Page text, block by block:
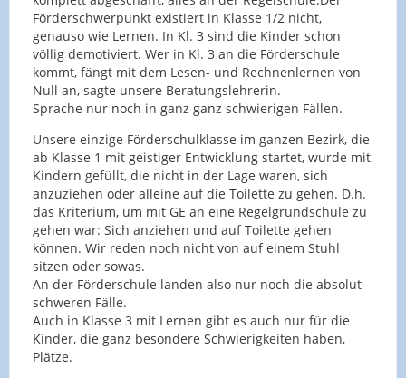
Förderschwerpunkt existiert in Klasse 1/2 nicht,
genauso wie Lernen. In Kl. 3 sind die Kinder schon
völlig demotiviert. Wer in Kl. 3 an die Förderschule
kommt, fängt mit dem Lesen- und Rechnenlernen von
Null an, sagte unsere Beratungslehrerin.
Sprache nur noch in ganz ganz schwierigen Fällen.
Unsere einzige Förderschulklasse im ganzen Bezirk, die
ab Klasse 1 mit geistiger Entwicklung startet, wurde mit
Kindern gefüllt, die nicht in der Lage waren, sich
anzuziehen oder alleine auf die Toilette zu gehen. D.h.
das Kriterium, um mit GE an eine Regelgrundschule zu
gehen war: Sich anziehen und auf Toilette gehen
können. Wir reden noch nicht von auf einem Stuhl
sitzen oder sowas.
An der Förderschule landen also nur noch die absolut
schweren Fälle.
Auch in Klasse 3 mit Lernen gibt es auch nur für die
Kinder, die ganz besondere Schwierigkeiten haben,
Plätze.